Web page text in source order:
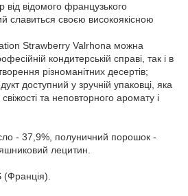
від відомого французького
славиться своєю високоякісною
Strawberry Valrhona можна
кондитерській справі, так і в
різноманітних десертів;
доступний у зручній упаковці, яка
та неповторного аромату і
- 37,9%, полуничний порошок -
лецитин.
(Франція).